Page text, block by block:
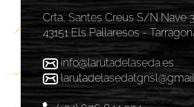
Crta, Santes Creus S/N Nave 3
43151 Els Pallaresos -
info@larutadelaseda.es